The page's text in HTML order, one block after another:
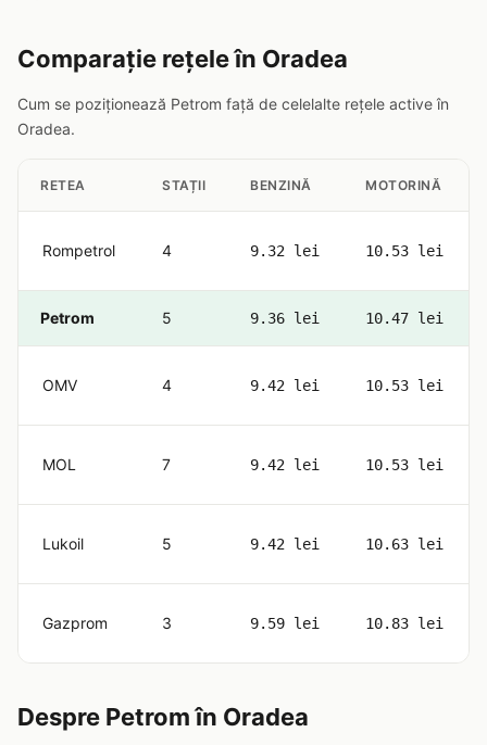
Comparație rețele în Oradea
Cum se poziționează Petrom față de celelalte rețele active în
Oradea.
RETEA STAȚII BENZINĂ MOTORINĂ
Rompetrol 4 9.32 lei 10.53 lei
Petrom 5 9.36 lei 10.47 lei
OMV 4 9.42 lei 10.53 lei
MOL 7 9.42 lei 10.53 lei
Lukoil 5 9.42 lei 10.63 lei
Gazprom 3 9.59 lei 10.83 lei
Despre Petrom în Oradea